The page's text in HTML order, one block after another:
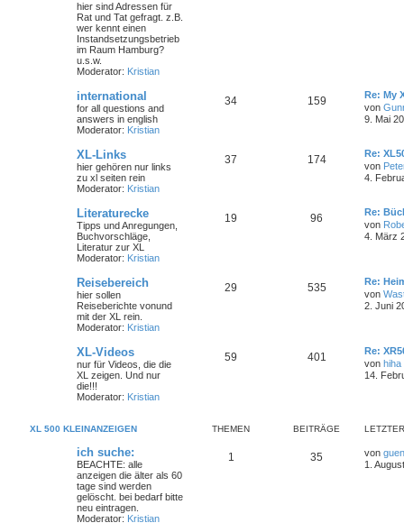
hier sind Adressen für
Rat und Tat gefragt. z.B.
wer kennt einen
Instandsetzungsbetrieb
im Raum Hamburg?
u.s.w.
Moderator: Kristian
international
for all questions and
answers in english
Moderator: Kristian
34 159
Re: My
von
9. Mai
XL-Links
hier gehören nur links
zu xl seiten rein
Moderator: Kristian
37 174
Re:
von
4.
Literaturecke
Tipps und Anregungen,
Buchvorschläge,
Literatur zur XL
Moderator: Kristian
19 96
Re:
von
4. März
Reisebereich
hier sollen
Reiseberichte vonund
mit der XL rein.
Moderator: Kristian
29 535
Re:
von
2. Juni
XL-Videos
nur für Videos, die die
XL zeigen. Und nur
die!!!
Moderator: Kristian
59 401
Re:
von hiha
14.
XL 500 KLEINANZEIGEN THEMEN BEITRÄGE
ich suche:
BEACHTE: alle
anzeigen die älter als 60
tage sind werden
gelöscht. bei bedarf bitte
neu eintragen.
Moderator: Kristian
1 35 von
1.